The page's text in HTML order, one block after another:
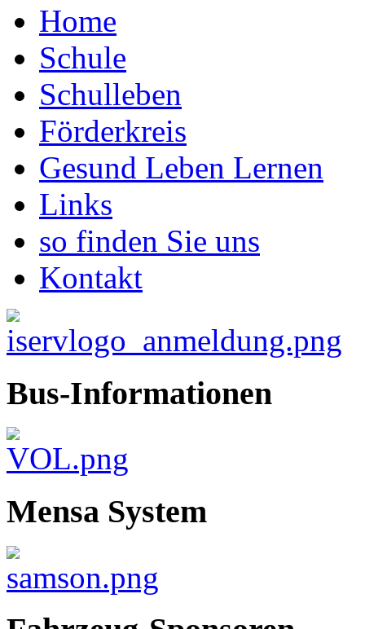
Home
Schule
Schulleben
Förderkreis
Gesund Leben Lernen
Links
so finden Sie uns
Kontakt
Bus-Informationen
Mensa System